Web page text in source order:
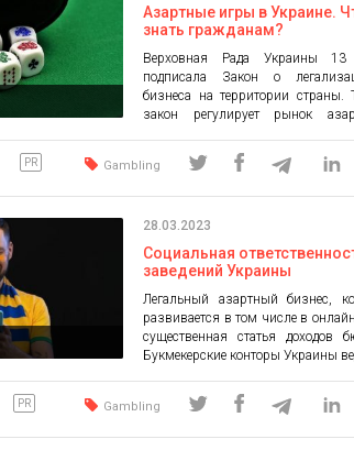
Азартные игры в Украине.
знать гражданам?
Верховная Рада Украины 13
подписала Закон о
бизнеса на территории страны.
закон регулирует рынок
видов азартной деятельности
компаниям, которые
легализации азартного
изменения за […]
PR Gambling
28.03.2023
Социальная
заведений Украины
Легальный азартный бизнес,
развивается в том числе в
существенная статья доходов
Букмекерские конторы Украины
социальной ответственности.
только в том, чтобы
PR Gambling